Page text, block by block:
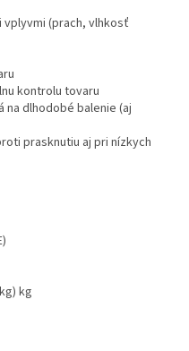
(prach, vlhkosť
kontrolu tovaru
na dlhodobé balenie (aj
prasknutiu aj pri nízkych
kg